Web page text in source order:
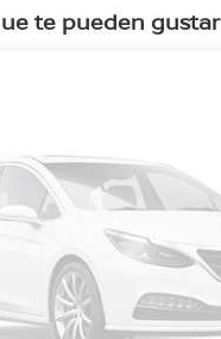
te pueden gustar